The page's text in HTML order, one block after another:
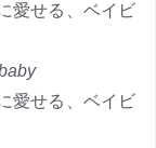
愛せる、ベイビ
愛せる、ベイビ